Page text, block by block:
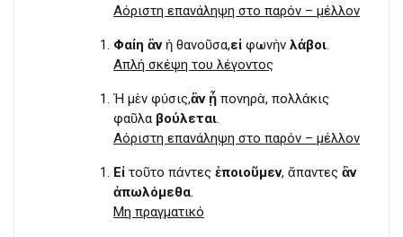
Αόριστη επανάληψη στο παρόν – μέλλον
Φαίη ἂνἡ θανοῦσα,εἰ φωνὴν λάβοι.
Απλή σκέψη του λέγοντος
Ἡ μὲν φύσις,ἂν ᾖ πονηρὰ, πολλάκις
φαῦλα βούλεται.
Αόριστη επανάληψη στο παρόν – μέλλον
Εἰ τοῦτο πάντες ἐποιοῦμεν, ἅπαντες ἂν
ἀπωλόμεθα.
Μη πραγματικό